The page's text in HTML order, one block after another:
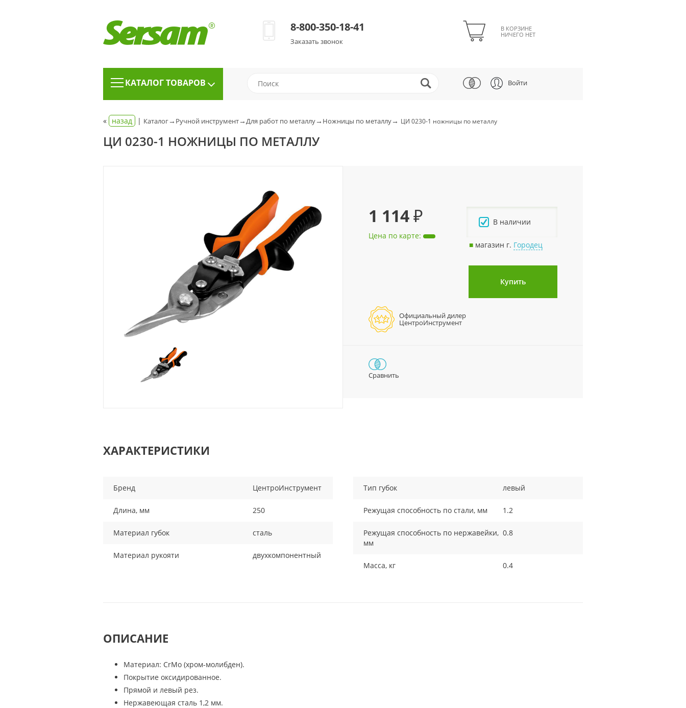
8-800-350-18-41
Заказать звонок
В КОРЗИНЕ
НИЧЕГО НЕТ
КАТАЛОГ ТОВАРОВ Войти
« назад | Каталог→ Ручной инструмент→Для работ по металлу→ Ножницы по металлу→ ЦИ 0230-1 ножницы по металлу
ЦИ 0230-1 НОЖНИЦЫ ПО МЕТАЛЛУ
1 114 ₽
Цена по карте:
В наличии
■ магазин г. Городец
Купить
Официальный дилер
ЦентроИнструмент
Сравнить
ХАРАКТЕРИСТИКИ
Бренд ЦентроИнструмент
Длина, мм 250
Материал губок сталь
Материал рукояти двухкомпонентный
Тип губок левый
Режущая способность по стали, мм 1.2
Режущая способность по нержавейки,
мм
0.8
Масса, кг 0.4
ОПИСАНИЕ
Материал: CrMo (хром-молибден).
Покрытие оксидированное.
Прямой и левый рез.
Нержавеющая сталь 1,2 мм.